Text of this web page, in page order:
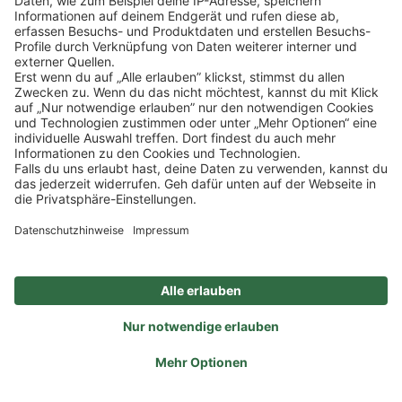
0221 / 13 97 28 - 0
info@koelner-weinkeller.de
Schnellzugriff
SOCIAL